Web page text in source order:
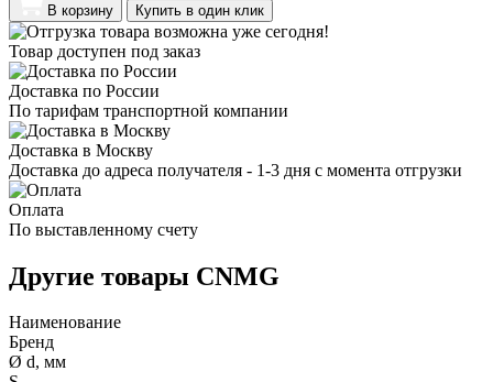
В корзину Купить в один клик
Товар доступен под заказ
Доставка по России
По тарифам транспортной компании
Доставка в Москву
Доставка до адреса получателя - 1-3 дня с момента отгрузки
Оплата
По выставленному счету
Другие товары CNMG
Наименование
Бренд
Ø d, мм